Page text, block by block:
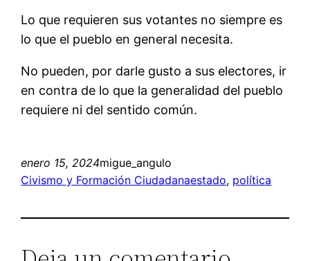
Lo que requieren sus votantes no siempre es
lo que el pueblo en general necesita.
No pueden, por darle gusto a sus electores, ir
en contra de lo que la generalidad del pueblo
requiere ni del sentido común.
enero 15, 2024migue_angulo
Civismo y Formación Ciudadanaestado, política